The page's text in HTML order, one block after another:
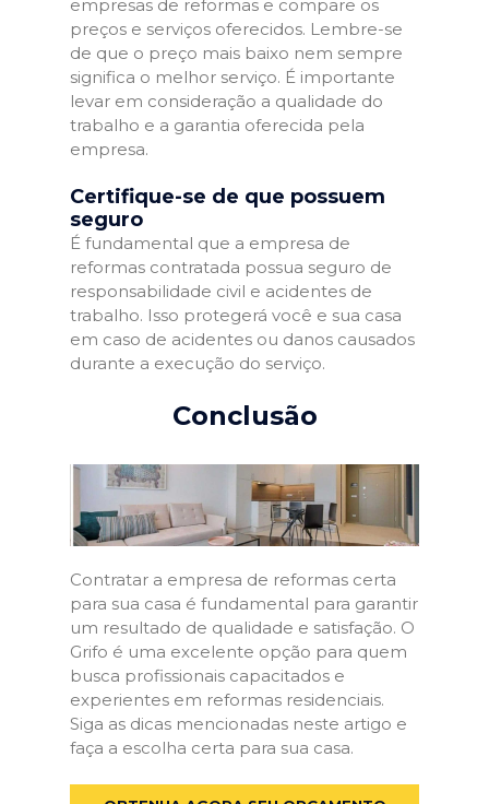
empresas de reformas e compare os
preços e serviços oferecidos. Lembre-se
de que o preço mais baixo nem sempre
significa o melhor serviço. É importante
levar em consideração a qualidade do
trabalho e a garantia oferecida pela
empresa.
Certifique-se de que possuem
seguro
É fundamental que a empresa de
reformas contratada possua seguro de
responsabilidade civil e acidentes de
trabalho. Isso protegerá você e sua casa
em caso de acidentes ou danos causados
durante a execução do serviço.
Conclusão
Contratar a empresa de reformas certa
para sua casa é fundamental para garantir
um resultado de qualidade e satisfação. O
Grifo é uma excelente opção para quem
busca profissionais capacitados e
experientes em reformas residenciais.
Siga as dicas mencionadas neste artigo e
faça a escolha certa para sua casa.